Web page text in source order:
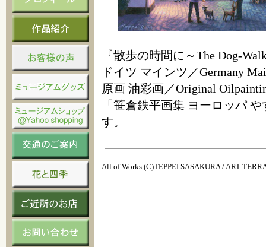
『散歩の時間に～The Dog-
ドイツ マインツ／Germany
原画 油彩画／Original
「笹倉鉄平画集 ヨーロッパ
す。
All of Works (C)TEPPEI SASAKURA / ART